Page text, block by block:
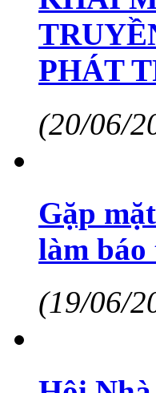
PHÁT
(20/06/
Gặp
làm báo
(19/06/